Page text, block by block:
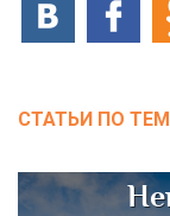
СТАТЬИ ПО